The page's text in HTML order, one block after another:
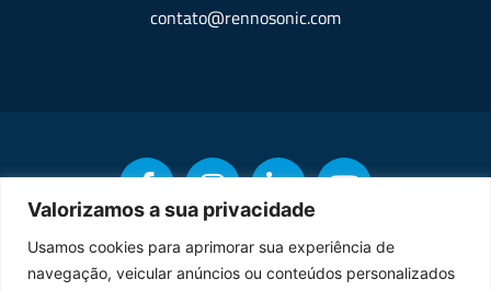
Valorizamos a sua privacidade
Usamos cookies para aprimorar sua experiência de
navegação, veicular anúncios ou conteúdos personalizados
contato@rennosonic.com